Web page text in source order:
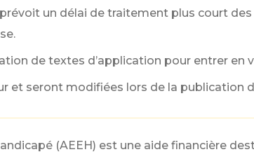
un délai de traitement plus court
de textes d’application pour entrer en
et seront modifiées lors de la publication
(AEEH) est une aide financière